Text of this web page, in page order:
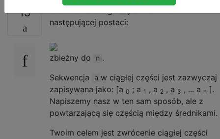
13
następującej postaci:
zbieżny do n .
Sekwencja
a w ciągłej części jest zazwyczaj
zapisywana jako: [a 0 ; a 1 , a 2 , a 3 , ... a n ].
Napiszemy nasz w ten sam sposób, ale z
powtarzającą się częścią między średnikami.
Twoim celem jest zwrócenie ciągłej części